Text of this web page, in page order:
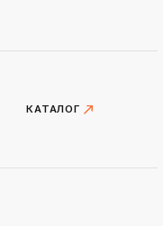
КАТАЛОГ